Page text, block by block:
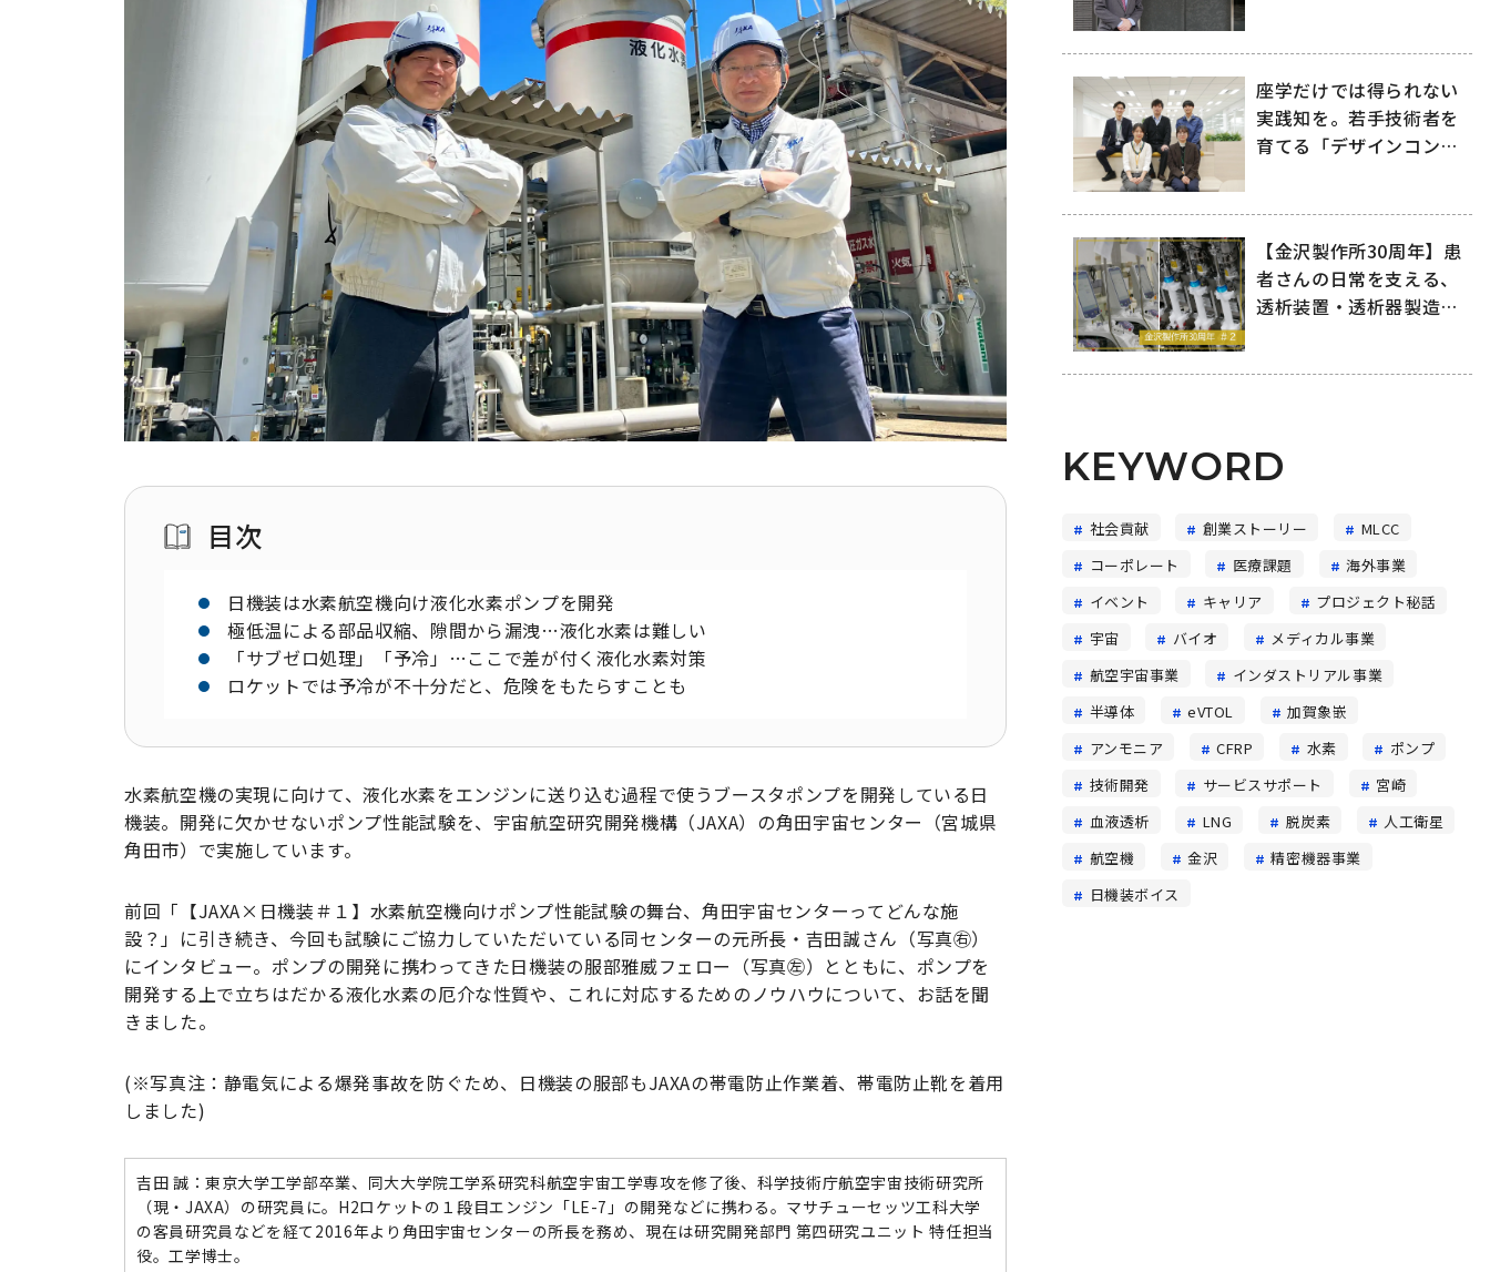
目次
日機装は水素航空機向け液化水素ポンプを開発
極低温による部品収縮、隙間から漏洩…液化水素は難しい
「サブゼロ処理」「予冷」…ここで差が付く液化水素対策
ロケットでは予冷が不十分だと、危険をもたらすことも
水素航空機の実現に向けて、液化水素をエンジンに送り込む過程で使うブースタポンプを開発している日
機装。開発に欠かせないポンプ性能試験を、宇宙航空研究開発機構（JAXA）の角田宇宙センター（宮城県
角田市）で実施しています。
前回「【JAXA×日機装＃１】水素航空機向けポンプ性能試験の舞台、角田宇宙センターってどんな施
設？」に引き続き、今回も試験にご協力していただいている同センターの元所長・吉田誠さん（写真㊨）
にインタビュー。ポンプの開発に携わってきた日機装の服部雅威フェロー（写真㊧）とともに、ポンプを
開発する上で立ちはだかる液化水素の厄介な性質や、これに対応するためのノウハウについて、お話を聞
きました。
(※写真注：静電気による爆発事故を防ぐため、日機装の服部もJAXAの帯電防止作業着、帯電防止靴を着用
しました)
吉田 誠：東京大学工学部卒業、同大大学院工学系研究科航空宇宙工学専攻を修了後、科学技術庁航空宇宙技術研究所
（現・JAXA）の研究員に。H2ロケットの１段目エンジン「LE-7」の開発などに携わる。マサチューセッツ工科大学
の客員研究員などを経て2016年より角田宇宙センターの所長を務め、現在は研究開発部門 第四研究ユニット 特任担当
役。工学博士。
座学だけでは得られない
実践知を。若手技術者を
育てる「デザインコン
【金沢製作所30周年】患
者さんの日常を支える、
透析装置・透析器製造の
KEYWORD
社会貢献 創業ストーリー
MLCC
コーポレート
医療課題
海外事業
イベント
キャリア
プロジェクト秘話
宇宙
バイオ
メディカル事業
航空宇宙事業
インダストリアル事業
半導体
eVTOL
加賀象嵌
アンモニア
CFRP 水素
ポンプ
技術開発
サービスサポート
宮崎
血液透析
LNG 脱炭素
人工衛星
航空機
金沢
精密機器事業
日機装ボイス